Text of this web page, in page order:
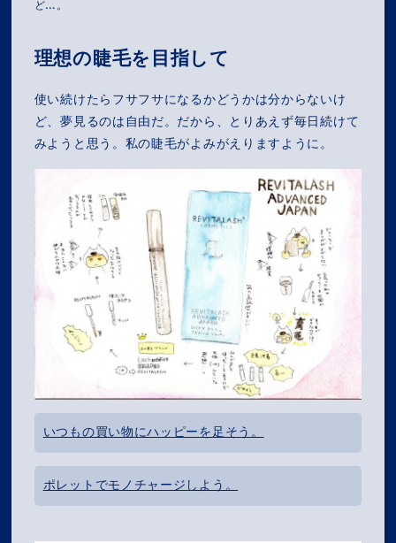
ど…。
理想の睫毛を目指して
使い続けたらフサフサになるかどうかは分からないけ
ど、夢見るのは自由だ。だから、とりあえず毎日続けて
みようと思う。私の睫毛がよみがえりますように。
いつもの買い物にハッピーを足そう。
ポレットでモノチャージしよう。